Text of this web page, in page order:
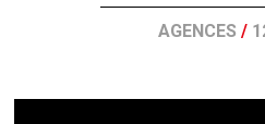
AGENCES /